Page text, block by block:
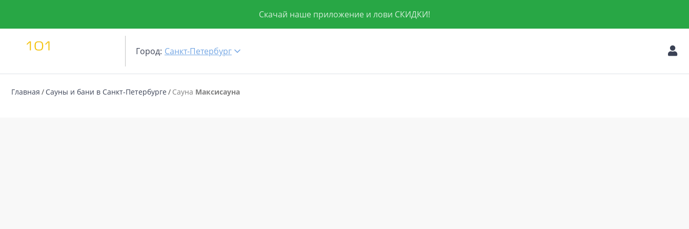
Скачай наше приложение и лови СКИДКИ!
Город: Санкт-Петербург
Главная Сауны и бани в Санкт-Петербурге Сауна Максисауна